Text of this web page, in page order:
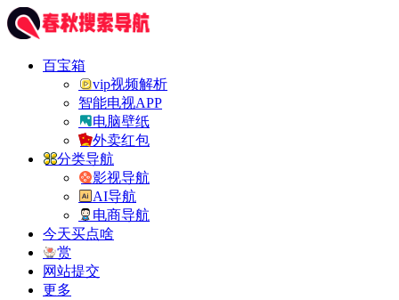
百宝箱
vip视频解析
智能电视APP
电脑壁纸
外卖红包
分类导航
影视导航
AI导航
电商导航
今天买点啥
赏
网站提交
更多